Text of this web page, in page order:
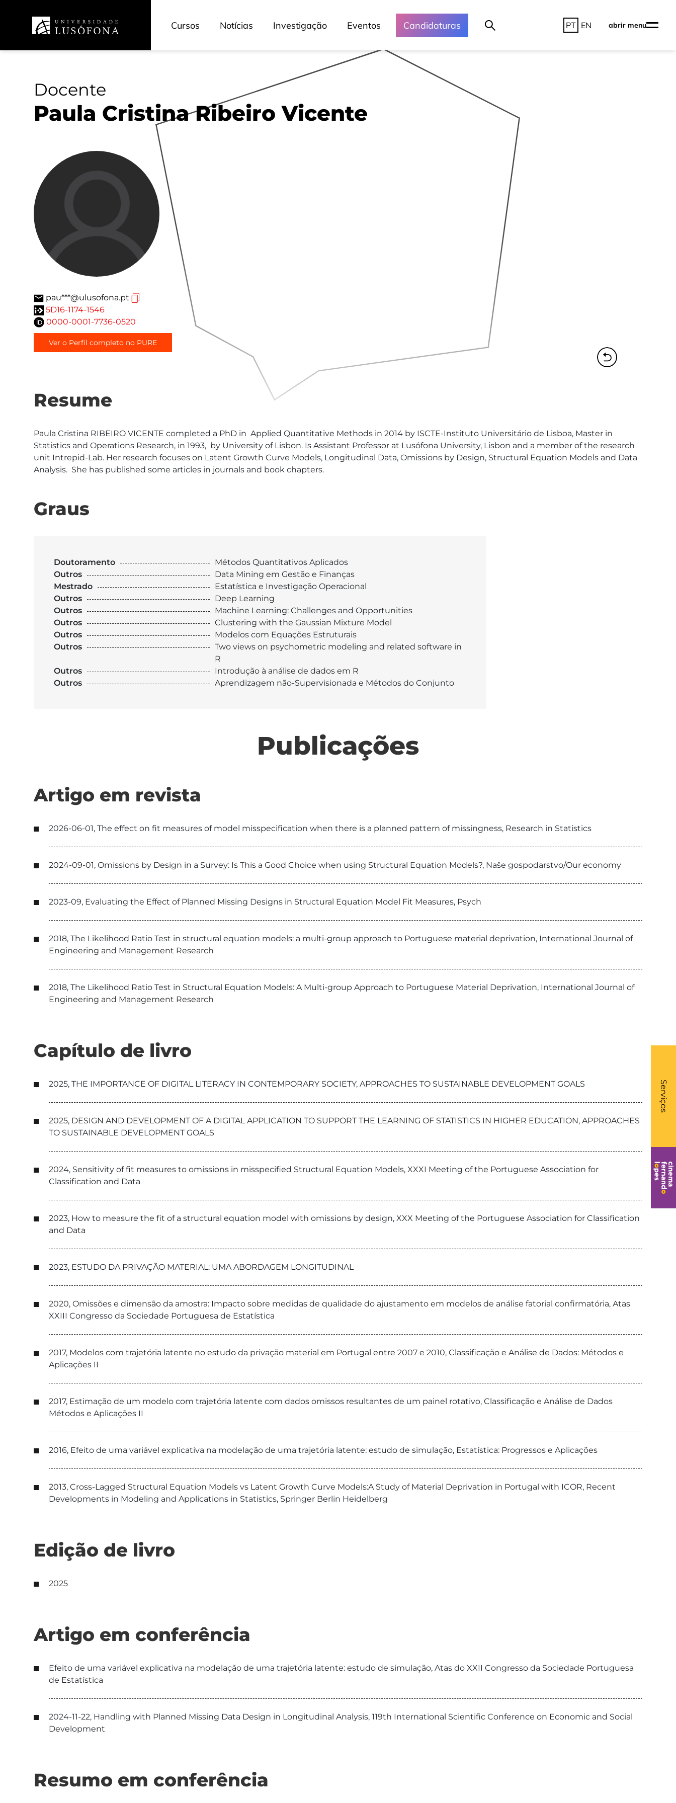
Cursos Notícias Investigação Eventos Candidaturas PT EN abrir menu
Serviços
-
Docente
Paula Cristina Ribeiro Vicente
pau***@ulusofona.pt
5D16-1174-1546
0000-0001-7736-0520
Ver o Perfil completo no PURE
Resume
Paula Cristina RIBEIRO VICENTE completed a PhD in  Applied Quantitative Methods in 2014 by ISCTE-Instituto Universitário de Lisboa, Master in
Statistics and Operations Research, in 1993,  by University of Lisbon. Is Assistant Professor at Lusófona University, Lisbon and a member of the research
unit Intrepid-Lab. Her research focuses on Latent Growth Curve Models, Longitudinal Data, Omissions by Design, Structural Equation Models and Data
Analysis.  She has published some articles in journals and book chapters.
Graus
Doutoramento
Métodos Quantitativos Aplicados
Outros
Data Mining em Gestão e Finanças
Mestrado
Estatística e Investigação Operacional
Outros
Deep Learning
Outros
Machine Learning: Challenges and Opportunities
Outros
Clustering with the Gaussian Mixture Model
Outros
Modelos com Equações Estruturais
Outros
Two views on psychometric modeling and related software in
R
Outros
Introdução à análise de dados em R
Outros
Aprendizagem não-Supervisionada e Métodos do Conjunto
Publicações
Artigo em revista
2026-06-01, The effect on fit measures of model misspecification when there is a planned pattern of missingness, Research in Statistics
2024-09-01, Omissions by Design in a Survey: Is This a Good Choice when using Structural Equation Models?, Naše gospodarstvo/Our economy
2023-09, Evaluating the Effect of Planned Missing Designs in Structural Equation Model Fit Measures, Psych
2018, The Likelihood Ratio Test in structural equation models: a multi-group approach to Portuguese material deprivation, International Journal of
Engineering and Management Research
2018, The Likelihood Ratio Test in Structural Equation Models: A Multi-group Approach to Portuguese Material Deprivation, International Journal of
Engineering and Management Research
Capítulo de livro
2025, THE IMPORTANCE OF DIGITAL LITERACY IN CONTEMPORARY SOCIETY, APPROACHES TO SUSTAINABLE DEVELOPMENT GOALS
2025, DESIGN AND DEVELOPMENT OF A DIGITAL APPLICATION TO SUPPORT THE LEARNING OF STATISTICS IN HIGHER EDUCATION, APPROACHES
TO SUSTAINABLE DEVELOPMENT GOALS
2024, Sensitivity of fit measures to omissions in misspecified Structural Equation Models, XXXI Meeting of the Portuguese Association for
Classification and Data
2023, How to measure the fit of a structural equation model with omissions by design, XXX Meeting of the Portuguese Association for Classification
and Data
2023, ESTUDO DA PRIVAÇÃO MATERIAL: UMA ABORDAGEM LONGITUDINAL
2020, Omissões e dimensão da amostra: Impacto sobre medidas de qualidade do ajustamento em modelos de análise fatorial confirmatória, Atas
XXIII Congresso da Sociedade Portuguesa de Estatística
2017, Modelos com trajetória latente no estudo da privação material em Portugal entre 2007 e 2010, Classificação e Análise de Dados: Métodos e
Aplicações II
2017, Estimação de um modelo com trajetória latente com dados omissos resultantes de um painel rotativo, Classificação e Análise de Dados
Métodos e Aplicações II
2016, Efeito de uma variável explicativa na modelação de uma trajetória latente: estudo de simulação, Estatística: Progressos e Aplicações
2013, Cross-Lagged Structural Equation Models vs Latent Growth Curve Models:A Study of Material Deprivation in Portugal with ICOR, Recent
Developments in Modeling and Applications in Statistics, Springer Berlin Heidelberg
Edição de livro
2025
Artigo em conferência
Efeito de uma variável explicativa na modelação de uma trajetória latente: estudo de simulação, Atas do XXII Congresso da Sociedade Portuguesa
de Estatística
2024-11-22, Handling with Planned Missing Data Design in Longitudinal Analysis, 119th International Scientific Conference on Economic and Social
Development
Resumo em conferência